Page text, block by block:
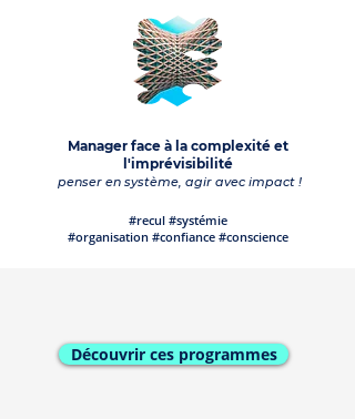
Manager face à la complexité et
l'imprévisibilité
penser en système, agir avec impact !
#recul #systémie
#organisation #confiance #conscience
Découvrir ces programmes